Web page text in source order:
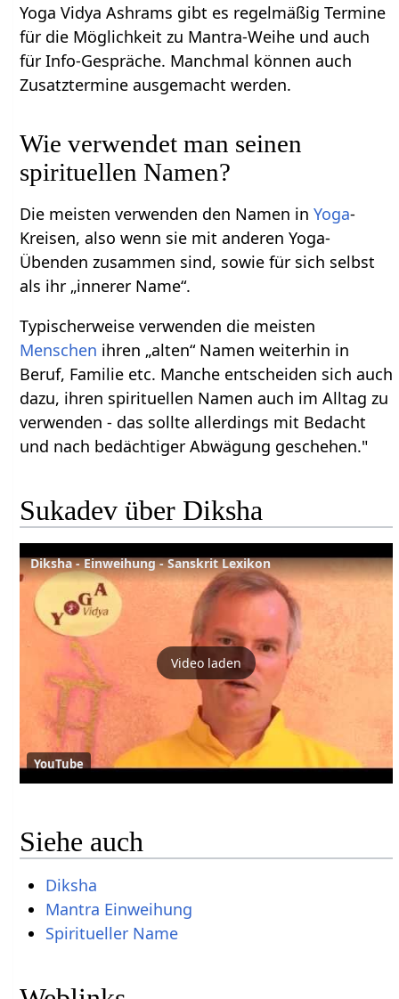
Yoga Vidya Ashrams gibt es regelmäßig Termine
für die Möglichkeit zu Mantra-Weihe und auch
für Info-Gespräche. Manchmal können auch
Zusatztermine ausgemacht werden.
Wie verwendet man seinen
spirituellen Namen?
Die meisten verwenden den Namen inYoga-
Kreisen, also wenn sie mit anderen Yoga-
Übenden zusammen sind, sowie für sich selbst
als ihr „innerer Name“.
Typischerweise verwenden die meisten
Menschen ihren „alten“ Namen weiterhin in
Beruf, Familie etc. Manche entscheiden sich auch
dazu, ihren spirituellen Namen auch im Alltag zu
verwenden - das sollte allerdings mit Bedacht
und nach bedächtiger Abwägung geschehen."
Sukadev über Diksha
Diksha - Einweihung - Sanskrit Lexikon
Video laden
YouTube
Siehe auch
Diksha
Mantra Einweihung
Spiritueller Name